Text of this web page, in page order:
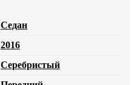
Седан
2016
Серебристый